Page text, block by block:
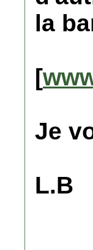
la
[
Je
L.B